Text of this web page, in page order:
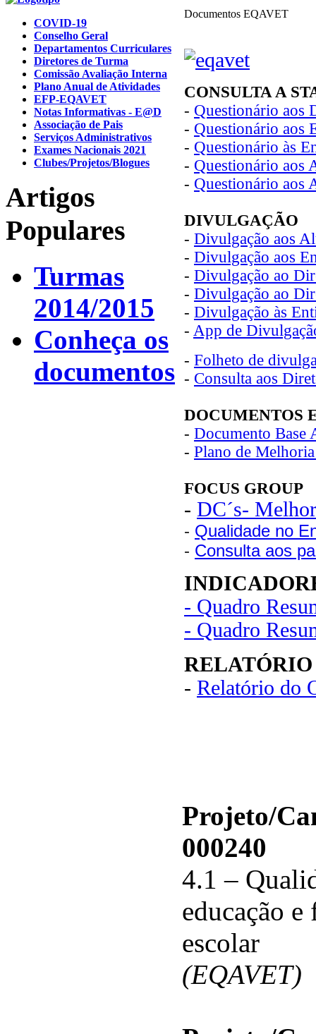
Documentos EQAVET
CONSULTA A
- Questionário aos
- Questionário aos
- Questionário às
- Questionário aos
- Questionário aos
DIVULGAÇÃO
- Divulgação aos
- Divulgação aos
- Divulgação ao
- Divulgação ao
- Divulgação às
- App de
- Folheto de
- Consulta aos
DOCUMENTOS
- Documento Base
- Plano de
FOCUS GROUP
- DC´s-
- Qualidade no
- Consulta aos
- Quadro
- Quadro
RELATÓRIO
- Relatório do
Projeto/
000240
4.1 –
educação e
escolar
(EQAVET)
COVID-19
Conselho Geral
Departamentos Curriculares
Diretores de Turma
Comissão Avaliação Interna
Plano Anual de Atividades
EFP-EQAVET
Notas Informativas - E@D
Associação de Pais
Serviços Administrativos
Exames Nacionais 2021
Clubes/Projetos/Blogues
Artigos
Populares
Turmas
2014/2015
Conheça os
documentos